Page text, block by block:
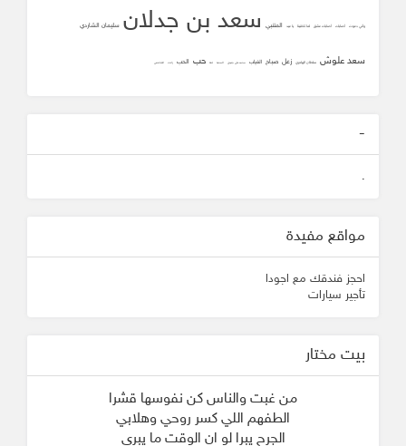
وأني دعوت أصابك أصابك عشق لما تلاقينا يا عيد المتنبي سعد بن جدلان سليمان الشاردي
سعد علوش سلطان الهاجري زعل صباح الغياب محمد علي جنيدي المحبه ثقه حب الحب زانت الشافعي
-
.
مواقع مفيدة
احجز فندقك مع اجودا
تأجير سيارات
بيت مختار
من غبت والناس كن نفوسها قشرا
الطفهم اللي كسر روحي وهلابي
الجرح يبرا لو ان الوقت ما يبرى